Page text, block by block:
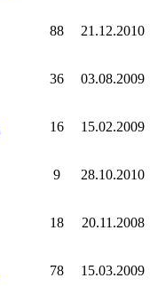
88 21.12.2010
36 03.08.2009
16 15.02.2009
9 28.10.2010
18 20.11.2008
78 15.03.2009